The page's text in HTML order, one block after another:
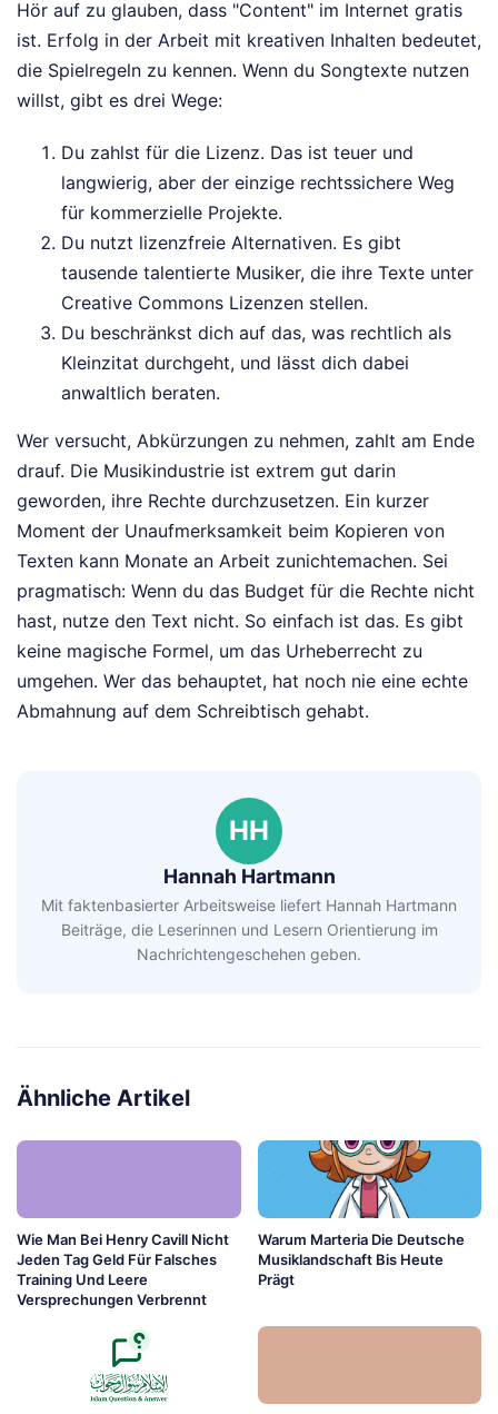
Hör auf zu glauben, dass "Content" im Internet gratis
ist. Erfolg in der Arbeit mit kreativen Inhalten bedeutet,
die Spielregeln zu kennen. Wenn du Songtexte nutzen
willst, gibt es drei Wege:
Du zahlst für die Lizenz. Das ist teuer und
langwierig, aber der einzige rechtssichere Weg
für kommerzielle Projekte.
Du nutzt lizenzfreie Alternativen. Es gibt
tausende talentierte Musiker, die ihre Texte unter
Creative Commons Lizenzen stellen.
Du beschränkst dich auf das, was rechtlich als
Kleinzitat durchgeht, und lässt dich dabei
anwaltlich beraten.
Wer versucht, Abkürzungen zu nehmen, zahlt am Ende
drauf. Die Musikindustrie ist extrem gut darin
geworden, ihre Rechte durchzusetzen. Ein kurzer
Moment der Unaufmerksamkeit beim Kopieren von
Texten kann Monate an Arbeit zunichtemachen. Sei
pragmatisch: Wenn du das Budget für die Rechte nicht
hast, nutze den Text nicht. So einfach ist das. Es gibt
keine magische Formel, um das Urheberrecht zu
umgehen. Wer das behauptet, hat noch nie eine echte
Abmahnung auf dem Schreibtisch gehabt.
HH
Hannah Hartmann
Mit faktenbasierter Arbeitsweise liefert Hannah Hartmann
Beiträge, die Leserinnen und Lesern Orientierung im
Nachrichtengeschehen geben.
Ähnliche Artikel
Wie Man Bei Henry Cavill Nicht
Jeden Tag Geld Für Falsches
Training Und Leere
Versprechungen Verbrennt
Warum Marteria Die Deutsche
Musiklandschaft Bis Heute
Prägt